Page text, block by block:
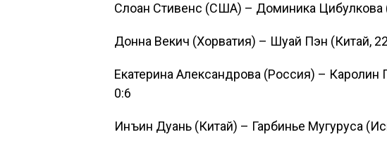
Слоан Стивенс (США) – Доминика Цибулкова
Донна Векич (Хорватия) – Шуай Пэн (Китай,
Екатерина Александрова (Россия) – Каролин
0:6
Инъин Дуань (Китай) – Гарбинье Мугуруса